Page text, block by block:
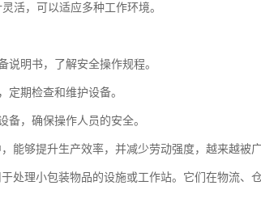
活，可以适应多种工作环境。
说明书，了解安全操作规程。
定期检查和维护设备。
备，确保操作人员的安全。
能够提升生产效率，并减少劳动强度，越来越被广
处理小包装物品的设施或工作站。它们在物流、